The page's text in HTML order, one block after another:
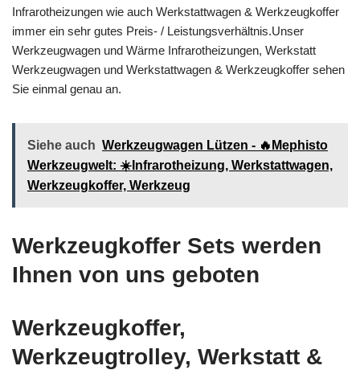
Infrarotheizungen wie auch Werkstattwagen & Werkzeugkoffer
immer ein sehr gutes Preis- / Leistungsverhältnis.Unser
Werkzeugwagen und Wärme Infrarotheizungen, Werkstatt
Werkzeugwagen und Werkstattwagen & Werkzeugkoffer sehen
Sie einmal genau an.
Siehe auch Werkzeugwagen Lützen - 🔥Mephisto
Werkzeugwelt: ☀️Infrarotheizung, Werkstattwagen,
Werkzeugkoffer, Werkzeug
Werkzeugkoffer Sets werden
Ihnen von uns geboten
Werkzeugkoffer,
Werkzeugtrolley, Werkstatt &